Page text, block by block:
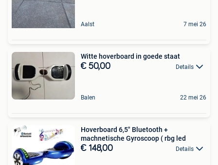
Aalst 7 mei 26
Witte hoverboard in goede staat
€ 50,00 Details
Balen 22 mei 26
Hoverboard 6,5" Bluetooth +
machnetische Gyroscoop ( rbg led
€ 148,00 Details